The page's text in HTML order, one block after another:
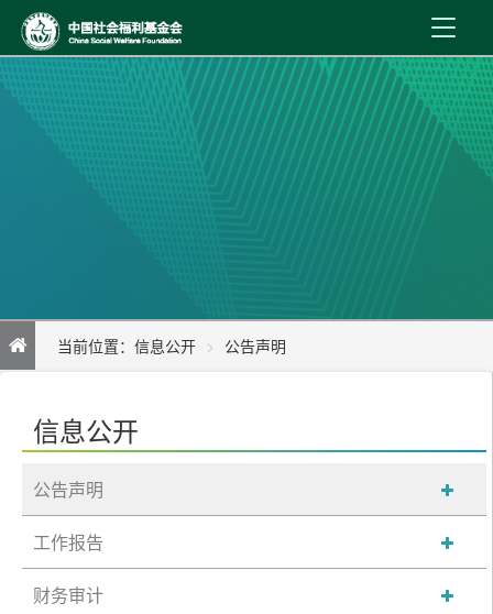
首 页
新闻资讯
机构介绍
当前位置： 信息公开 公告声明
信息公开
公告声明
工作报告
财务审计